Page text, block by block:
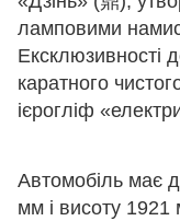
ламповими
Ексклюзивності
каратного
ієрогліф
Автомобіль має
мм і висоту